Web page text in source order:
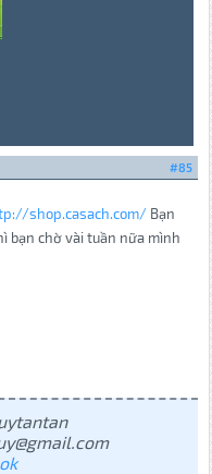
#85
shop.casach.com/Bạn
bạn chờ vài tuần nữa mình